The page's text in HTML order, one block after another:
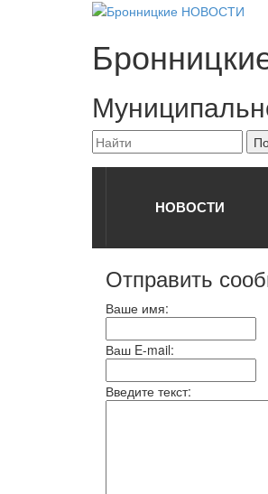
НОВОСТИ
Отправить
Ваше имя:
Ваш E-mail:
Введите текст: